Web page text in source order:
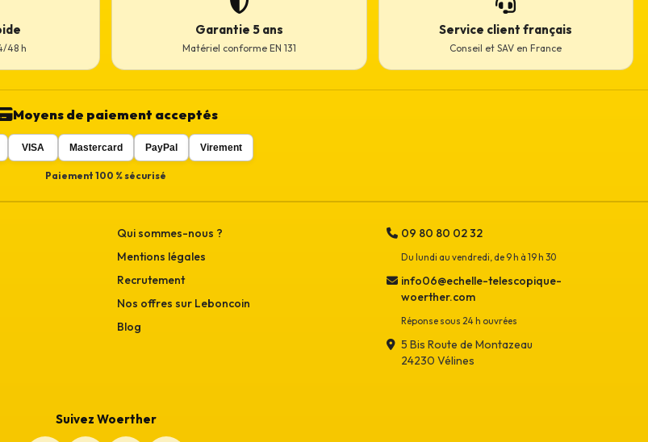
48 h
Garantie 5 ans
Matériel conforme EN 131
Service client français
Conseil et SAV en France
Moyens de paiement acceptés
VISA Mastercard PayPal Virement
Paiement 100 % sécurisé
Qui sommes-nous ?
Mentions légales
Recrutement
Nos offres sur Leboncoin
Blog
09 80 80 02 32
Du lundi au vendredi, de 9 h à 19 h 30
info06@echelle-telescopique-
woerther.com
Réponse sous 24 h ouvrées
5 Bis Route de Montazeau
24230 Vélines
Suivez Woerther